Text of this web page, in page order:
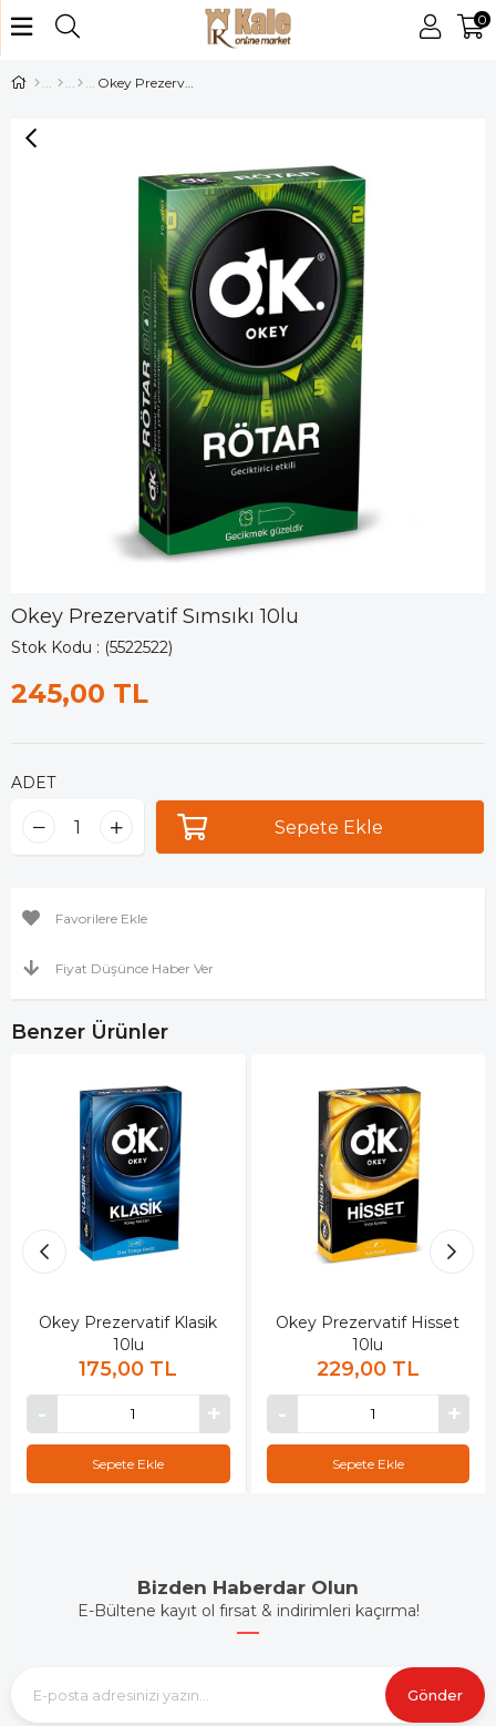
0
Okey Prezervatif Sımsıkı 10lu
Okey Prezervatif Sımsıkı 10lu
Stok Kodu (5522522)
245,00 TL
ADET
Favorilere Ekle
Fiyat Düşünce Haber Ver
Benzer Ürünler
Okey Prezervatif Klasik
10lu
175,00 TL
Sepete Ekle
Okey Prezervatif Hisset
10lu
229,00 TL
Sepete Ekle
Bizden Haberdar Olun
E-Bültene kayıt ol fırsat & indirimleri kaçırma!
Gönder